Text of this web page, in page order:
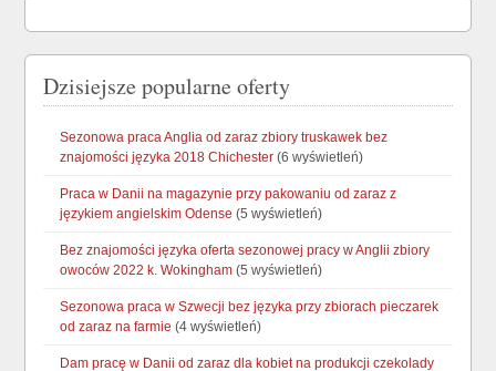
Dzisiejsze popularne oferty
Sezonowa praca Anglia od zaraz zbiory truskawek bez
znajomości języka 2018 Chichester (6 wyświetleń)
Praca w Danii na magazynie przy pakowaniu od zaraz z
językiem angielskim Odense (5 wyświetleń)
Bez znajomości języka oferta sezonowej pracy w Anglii zbiory
owoców 2022 k. Wokingham (5 wyświetleń)
Sezonowa praca w Szwecji bez języka przy zbiorach pieczarek
od zaraz na farmie (4 wyświetleń)
Dam pracę w Danii od zaraz dla kobiet na produkcji czekolady